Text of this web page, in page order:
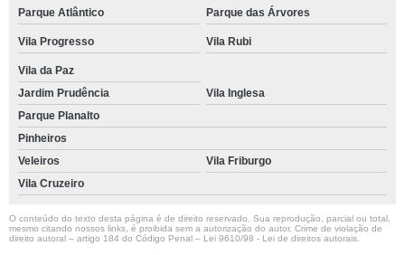
Parque Atlântico Parque das Árvores
Vila Progresso Vila Rubi
Vila da Paz
Jardim Prudência
Vila Inglesa
Parque Planalto
Pinheiros
Veleiros
Vila Friburgo
Vila Cruzeiro
O conteúdo do texto desta página é de direito reservado. Sua reprodução, parcial ou total,
mesmo citando nossos links, é proibida sem a autorização do autor. Crime de violação de
direito autoral – artigo 184 do Código Penal – Lei 9610/98 - Lei de direitos autorais